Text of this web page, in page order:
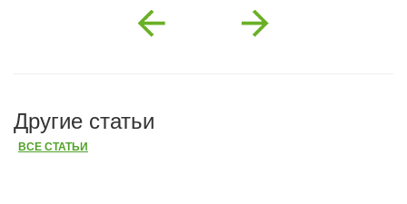
Previous Next
Другие статьи
ВСЕ СТАТЬИ